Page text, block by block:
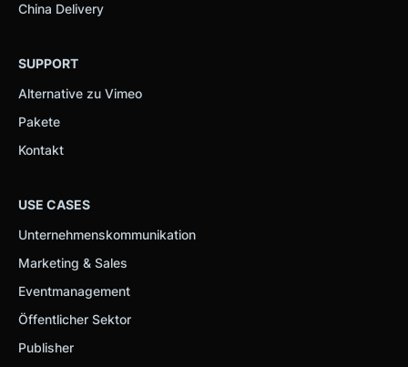
China Delivery
SUPPORT
Alternative zu Vimeo
Pakete
Kontakt
USE CASES
Unternehmenskommunikation
Marketing & Sales
Eventmanagement
Öffentlicher Sektor
Publisher